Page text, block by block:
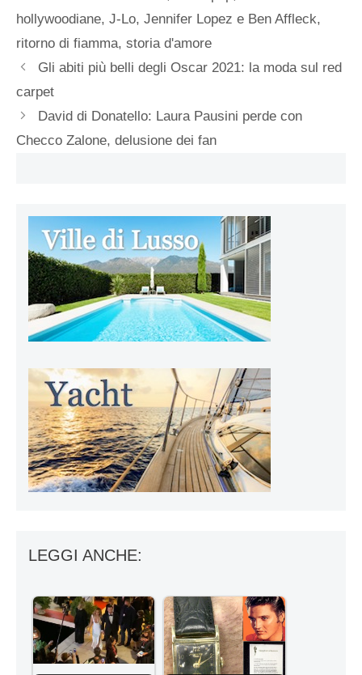
hollywoodiane, J-Lo, Jennifer Lopez e Ben Affleck,
ritorno di fiamma, storia d'amore
Gli abiti più belli degli Oscar 2021: la moda sul red
carpet
David di Donatello: Laura Pausini perde con
Checco Zalone, delusione dei fan
LEGGI ANCHE: